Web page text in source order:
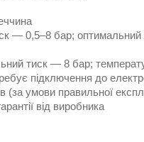
— 0,5–8 бар;
тиск — 8 бар;
підключення до
(за умови правильної
від виробника